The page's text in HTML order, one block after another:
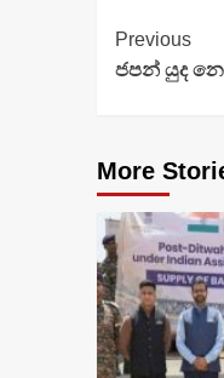
Previous
ජපන් යුද
More